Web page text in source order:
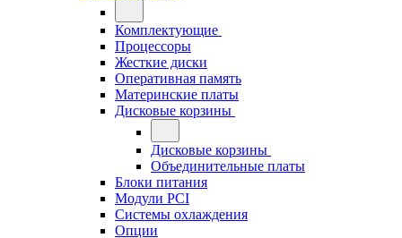
Комплектующие
Процессоры
Жесткие диски
Оперативная память
Материнские платы
Дисковые корзины
Дисковые корзины
Объединительные платы
Блоки питания
Модули PCI
Системы охлаждения
Опции